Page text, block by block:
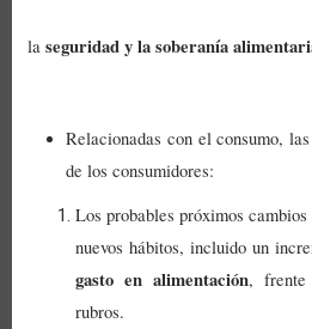
la seguridad y la soberanía
Relacionadas con el consumo,
de los consumidores:
Los probables próximos
nuevos hábitos, incluido un
gasto en alimentación,
rubros.